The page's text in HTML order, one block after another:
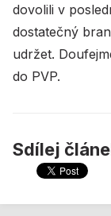
dovolili v
dostatečný
udržet.
do PVP.
Sdílej